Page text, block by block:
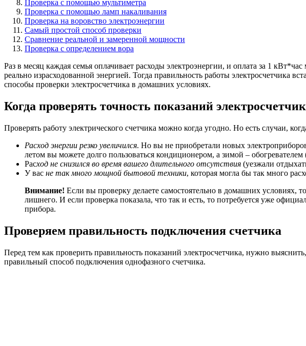
Проверка с помощью мультиметра
Проверка с помощью ламп накаливания
Проверка на воровство электроэнергии
Самый простой способ проверки
Сравнение реальной и замеренной мощности
Проверка с определением вора
Раз в месяц каждая семья оплачивает расходы электроэнергии, и оплата за 1
реально израсходованной энергией. Тогда правильность работы электросчетчика
способы проверки электросчетчика в домашних условиях.
Когда проверять точность показаний
Проверять работу электрического счетчика можно когда угодно. Но есть случаи,
Расход энергии резко увеличился. Но вы не приобретали новых
летом вы можете долго пользоваться кондиционером, а зимой –
Расход не снизился во время вашего длительного отсутствия (уезжали
У вас не так много мощной бытовой техники, которая могла бы так много
Внимание! Если вы проверку делаете самостоятельно в домашних условиях,
лишнего. И если проверка показала, что так и есть, то потребуется уже
прибора.
Проверяем правильность подключения счетчика
Перед тем как проверить правильность показаний электросчетчика, нужно
правильный способ подключения однофазного счетчика.